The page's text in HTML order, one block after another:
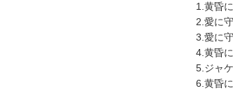
1.黄昏
2.愛に
3.愛に
4.黄昏
5.ジャ
6.黄昏